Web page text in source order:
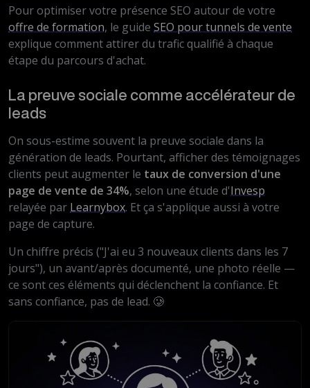
Pour optimiser votre présence SEO autour de votre
offre de formation, le guide SEO pour tunnels de vente
explique comment attirer du trafic qualifié à chaque
étape du parcours d'achat.
La preuve sociale comme accélérateur de
leads
On sous-estime souvent la preuve sociale dans la
génération de leads. Pourtant, afficher des témoignages
clients peut augmenter le taux de conversion d'une
page de vente de 34%, selon une étude d'Invesp
relayée par Learnybox. Et ça s'applique aussi à votre
page de capture.
Un chiffre précis ("J'ai eu 3 nouveaux clients dans les 7
jours"), un avant/après documenté, une photo réelle —
ce sont ces éléments qui déclenchent la confiance. Et
sans confiance, pas de lead. 🥲